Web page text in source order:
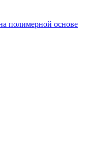
полимерной основе